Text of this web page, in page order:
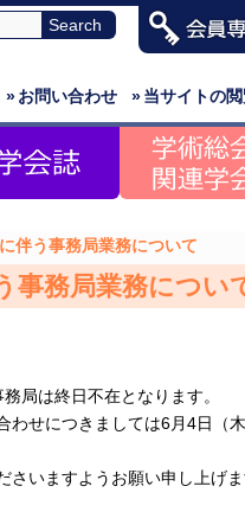
»当サイトの
»お問い合わせ
伴う事務局業務について
事務局業務につい
局は終日不在となります。
せにつきましては6月4日（
いますようお願い申し上げま